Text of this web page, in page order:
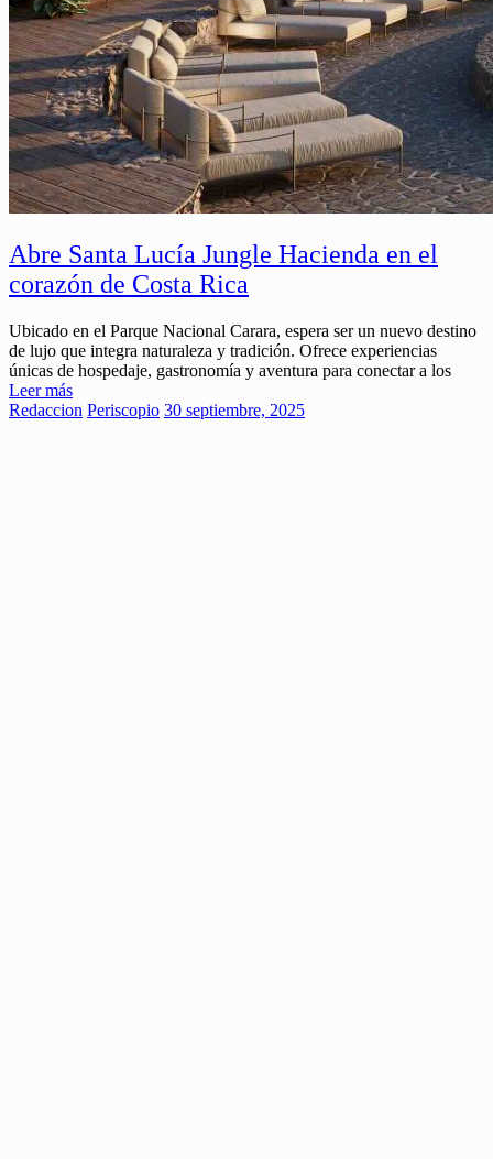
Abre Santa Lucía Jungle Hacienda en el
corazón de Costa Rica
Ubicado en el Parque Nacional Carara, espera ser un nuevo destino
de lujo que integra naturaleza y tradición. Ofrece experiencias
únicas de hospedaje, gastronomía y aventura para conectar a los
Leer más
Redaccion Periscopio 30 septiembre, 2025